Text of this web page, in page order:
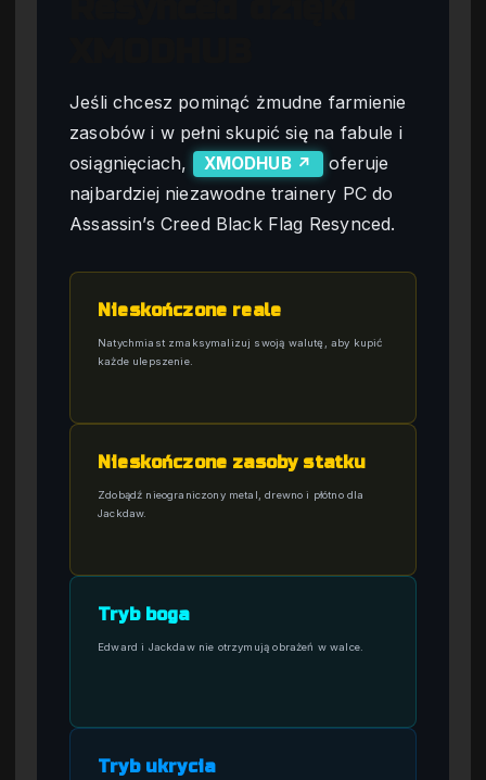
Jeśli chcesz pominąć żmudne farmienie
zasobów i w pełni skupić się na fabule i
osiągnięciach,
XMODHUB ↗
oferuje
najbardziej niezawodne trainery PC do
Assassin’s Creed Black Flag Resynced.
Nieskończone reale
Natychmiast zmaksymalizuj swoją walutę, aby kupić
każde ulepszenie.
Nieskończone zasoby statku
Zdobądź nieograniczony metal, drewno i płótno dla
Jackdaw.
Tryb boga
Edward i Jackdaw nie otrzymują obrażeń w walce.
Tryb ukrycia